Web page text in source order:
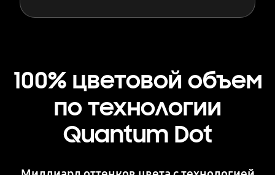
100% цветовой объем
по технологии
Quantum Dot